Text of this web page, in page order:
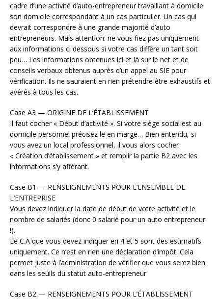
cadre d’une activité d’auto-entrepreneur travaillant à domicile
son domicile correspondant à un cas particulier. Un cas qui
devrait correspondre à une grande majorité d’auto
entrepreneurs. Mais attention: ne vous fiez pas uniquement
aux informations ci dessous si votre cas diffère un tant soit
peu… Les informations obtenues ici et là sur le net et de
conseils verbaux obtenus auprès d’un appel au SIE pour
vérification. Ils ne sauraient en rien prétendre être exhaustifs et
avérés à tous les cas.
Case A3 — ORIGINE DE L’ÉTABLISSEMENT
Il faut cocher « Début d’activité ». Si votre siège social est au
domicile personnel précisez le en marge… Bien entendu, si
vous avez un local professionnel, il vous alors cocher
« Création d’établissement » et remplir la partie B2 avec les
informations s’y afférant.
Case B1 — RENSEIGNEMENTS POUR L’ENSEMBLE DE
L’ENTREPRISE
Vous devez indiquer la date de début de votre activité et le
nombre de salariés (donc 0 salarié pour un auto entrepreneur
!).
Le C.A que vous devez indiquer en 4 et 5 sont des estimatifs
uniquement. Ce n’est en rien une déclaration d’impôt. Cela
permet juste à l’administration de vérifier que vous serez bien
dans les seuils du statut auto-entrepreneur
Case B2 — RENSEIGNEMENTS POUR L’ÉTABLISSEMENT